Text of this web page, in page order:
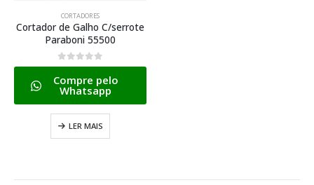
CORTADORES
Cortador de Galho C/serrote
Paraboni 55500
0de 5
Compre pelo
Whatsapp
LER MAIS